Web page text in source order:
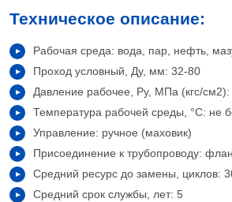
Техническое описание:
Рабочая среда: вода, пар, нефть,
Проход условный, Ду, мм: 32-80
Давление рабочее, Ру, МПа (кгс/
Температура рабочей среды, °С: не
Управление: ручное (маховик)
Присоединение к трубопроводу:
Средний ресурс до замены, циклов:
Средний срок службы, лет: 5